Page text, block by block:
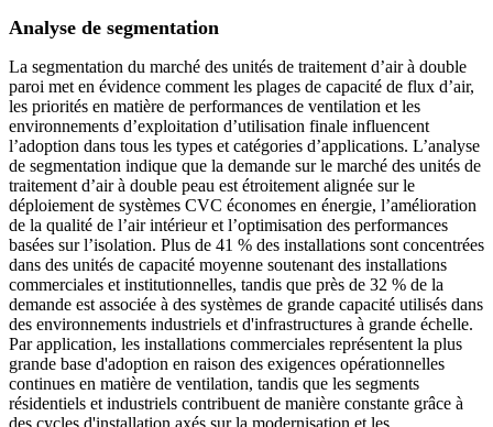
Analyse de segmentation
La segmentation du marché des unités de traitement d’air à double
paroi met en évidence comment les plages de capacité de flux d’air,
les priorités en matière de performances de ventilation et les
environnements d’exploitation d’utilisation finale influencent
l’adoption dans tous les types et catégories d’applications. L’analyse
de segmentation indique que la demande sur le marché des unités de
traitement d’air à double peau est étroitement alignée sur le
déploiement de systèmes CVC économes en énergie, l’amélioration
de la qualité de l’air intérieur et l’optimisation des performances
basées sur l’isolation. Plus de 41 % des installations sont concentrées
dans des unités de capacité moyenne soutenant des installations
commerciales et institutionnelles, tandis que près de 32 % de la
demande est associée à des systèmes de grande capacité utilisés dans
des environnements industriels et d'infrastructures à grande échelle.
Par application, les installations commerciales représentent la plus
grande base d'adoption en raison des exigences opérationnelles
continues en matière de ventilation, tandis que les segments
résidentiels et industriels contribuent de manière constante grâce à